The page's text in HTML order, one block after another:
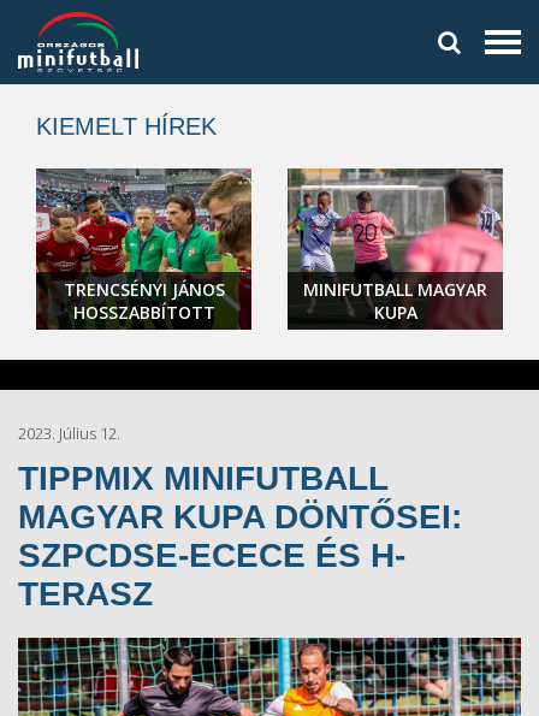
KIEMELT HÍREK
TRENCSÉNYI JÁNOS
HOSSZABBÍTOTT
MINIFUTBALL MAGYAR
KUPA
2023. Július 12.
TIPPMIX MINIFUTBALL
MAGYAR KUPA DÖNTŐSEI:
SZPCDSE-ECECE ÉS H-
TERASZ